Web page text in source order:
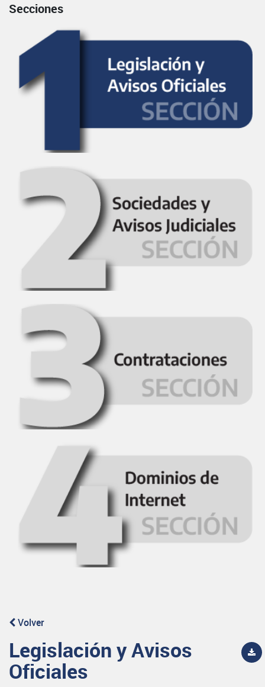
Secciones
Volver
Legislación y Avisos
Oficiales